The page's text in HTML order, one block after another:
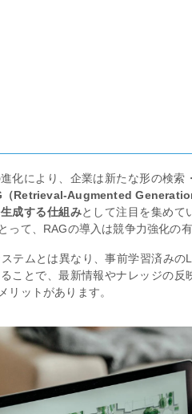
化により、企業は新たな形の検索
（Retrieval-Augmented
成する仕組みとして注目を集めて
って、RAGの導入は競争力強化の
テムとは異なり、事前学習済み
ことで、最新情報やナレッジの
リットがあります。